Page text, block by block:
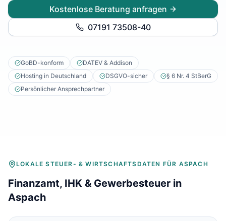
Kostenlose Beratung anfragen
07191 73508-40
GoBD-konform
DATEV & Addison
Hosting in Deutschland
DSGVO-sicher
§ 6 Nr. 4 StBerG
Persönlicher Ansprechpartner
LOKALE STEUER- & WIRTSCHAFTSDATEN FÜR ASPACH
Finanzamt, IHK & Gewerbesteuer in
Aspach
Finanzbuchhaltung Stuttgart
Finanzbuchhaltung Heilbronn
Finanzbuchhaltung Karlsruhe
Finanzbuchhaltung Mannheim
Finanzbuchhaltung Heidelberg
Finanzbuchhaltung Ulm
Baulohnabrechnung Backnang